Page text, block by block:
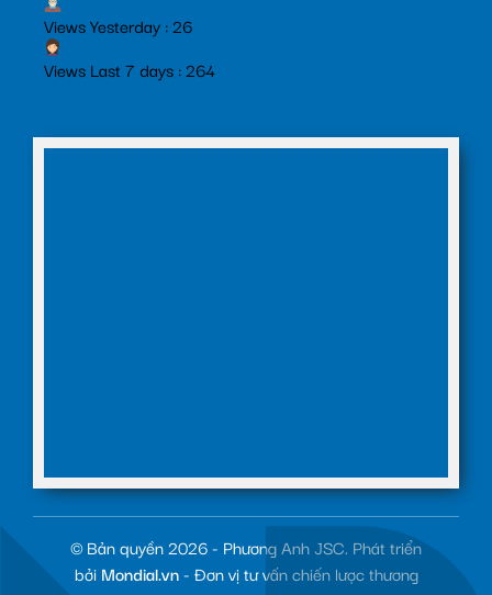
Views Yesterday : 26
Views Last 7 days : 264
© Bản quyền 2026 - Phương Anh JSC. Phát triển
bởi Mondial.vn- Đơn vị tư vấn chiến lược thương